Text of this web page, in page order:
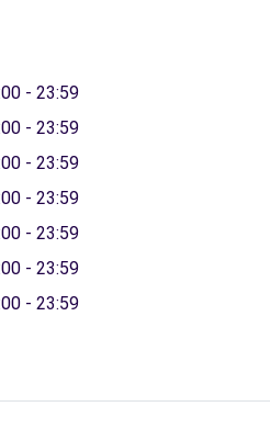
- 23:59
- 23:59
- 23:59
- 23:59
- 23:59
- 23:59
- 23:59